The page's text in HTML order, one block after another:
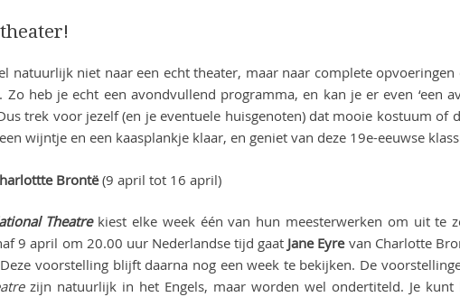
natuurlijk niet naar een echt theater, maar naar complete opvoeringen
Zo heb je echt een avondvullend programma, en kan je er even ‘een
trek voor jezelf (en je eventuele huisgenoten) dat mooie kostuum of
wijntje en een kaasplankje klaar, en geniet van deze 19e-eeuwse
Brontë(9 april tot 16 april)
Theatrekiest elke week één van hun meesterwerken om uit te
9 april om 20.00 uur Nederlandse tijd gaat Jane Eyrevan Charlotte
voorstelling blijft daarna nog een week te bekijken. De
zijn natuurlijk in het Engels, maar worden wel ondertiteld. Je kunt